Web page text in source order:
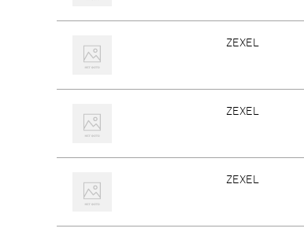
ZEXEL
ZEXEL
ZEXEL